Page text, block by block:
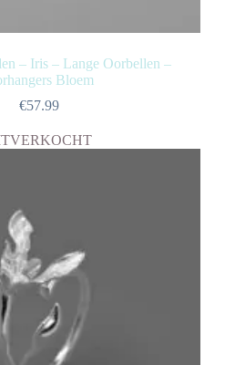
– Iris – Lange Oorbellen –
Bloem
€57.99